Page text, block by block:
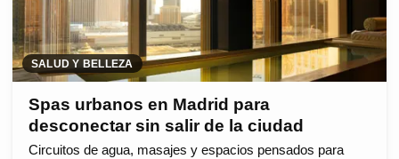
SALUD Y BELLEZA
Spas urbanos en Madrid para
desconectar sin salir de la ciudad
Circuitos de agua, masajes y espacios pensados para